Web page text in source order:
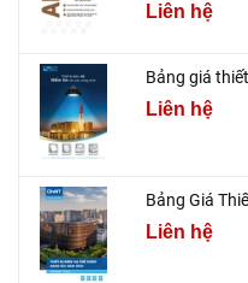
Liên hệ
Bảng giá
Liên hệ
Bảng Giá
Liên hệ